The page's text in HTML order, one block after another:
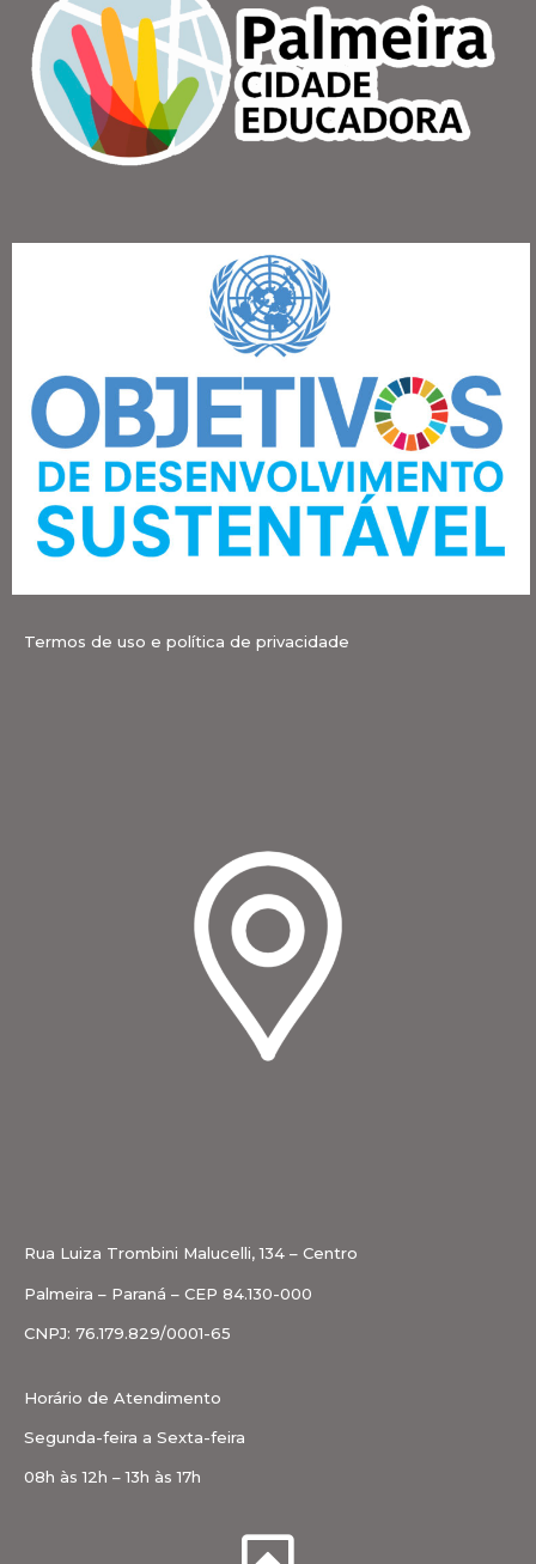
Termos de uso e política de privacidade
Rua Luiza Trombini Malucelli, 134 – Centro
Palmeira – Paraná – CEP 84.130-000
CNPJ: 76.179.829/0001-65
Horário de Atendimento
Segunda-feira a Sexta-feira
08h às 12h – 13h às 17h